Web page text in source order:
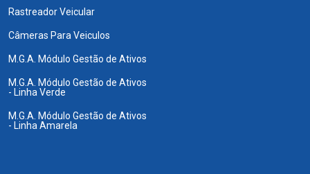
Rastreador Veicular
Câmeras Para Veiculos
M.G.A. Módulo Gestão de Ativos
M.G.A. Módulo Gestão de Ativos
- Linha Verde
M.G.A. Módulo Gestão de Ativos
- Linha Amarela